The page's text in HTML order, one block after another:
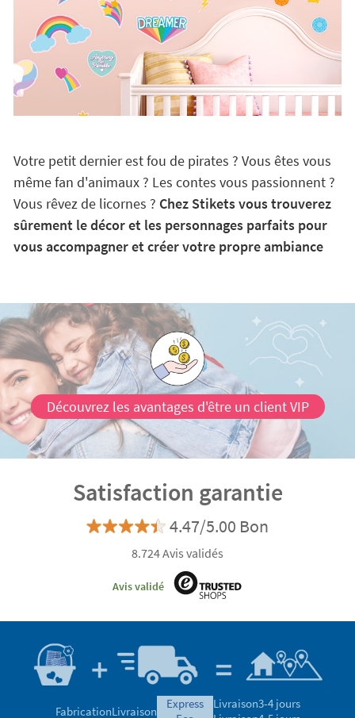
Votre petit dernier est fou de pirates ? Vous êtes vous
même fan d'animaux ? Les contes vous passionnent ?
Vous rêvez de licornes ? Chez Stikets vous trouverez
sûrement le décor et les personnages parfaits pour
vous accompagner et créer votre propre ambiance
Découvrez les avantages d'être un client VIP
Satisfaction garantie
4.47/5.00 Bon
8.724 Avis validés
Avis validé
FabricationLivraison
express
Livraison3-4 jours